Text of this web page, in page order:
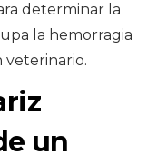
determinar la
la hemorragia
veterinario.
un